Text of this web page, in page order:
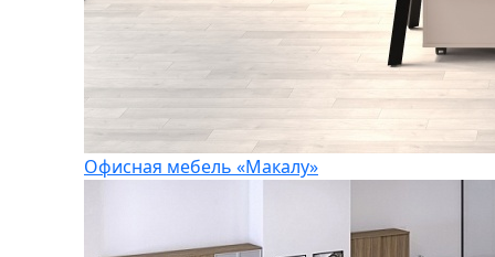
Офисная мебель «Макалу»